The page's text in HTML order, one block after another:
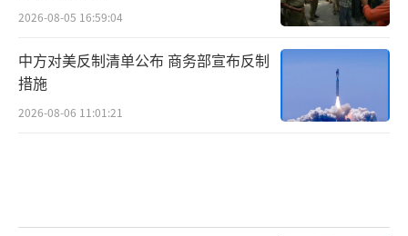
2026-08-05 16:59:04
中方对美反制清单公布 商务部宣布反制
措施
2026-08-06 11:01:21